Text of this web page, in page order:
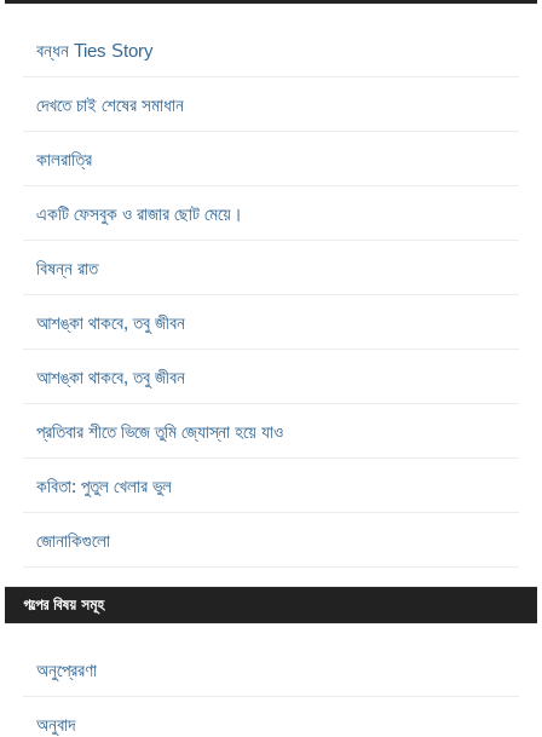
বন্ধন Ties Story
দেখতে চাই শেষের সমাধান
কালরাত্রি
একটি ফেসবুক ও রাজার ছোট মেয়ে।
বিষন্ন রাত
আশঙ্কা থাকবে, তবু জীবন
আশঙ্কা থাকবে, তবু জীবন
প্রতিবার শীতে ভিজে তুমি জ্যোস্না হয়ে যাও
কবিতা: পুতুল খেলার ভুল
জোনাকিগুলো
গল্পের বিষয় সমূহ
অনুপ্রেরণা
অনুবাদ